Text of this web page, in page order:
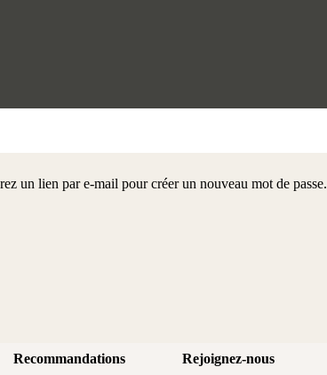
un lien par e-mail pour créer un nouveau mot de passe.
Recommandations Rejoignez-nous